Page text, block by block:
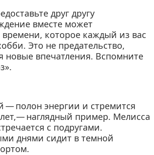
друг другу
вместе может
которое каждый из вас
Это не предательство,
новые впечатления. Вспомните
— полон энергии и стремится
наглядный пример. Мелисса
с подругами.
днями сидит в темной